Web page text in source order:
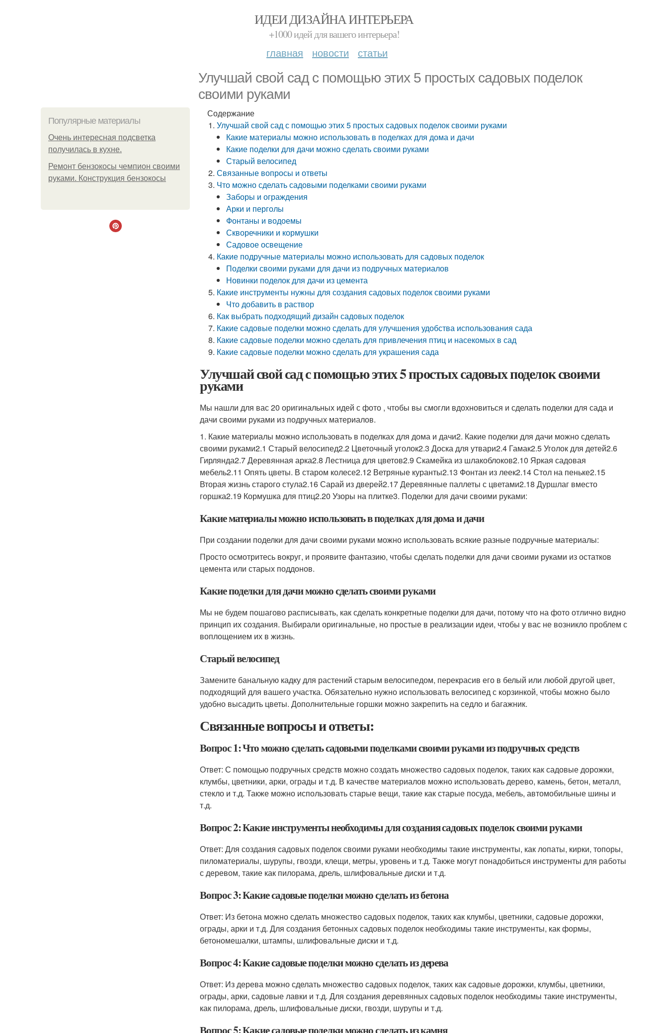
ИДЕИ ДИЗАЙНА ИНТЕРЬЕРА
+1000 идей для вашего интерьера!
главная новости статьи
Улучшай свой сад с помощью этих 5 простых садовых поделок
своими руками
Популярные материалы
Очень интересная подсветка
получилась в кухне.
Ремонт бензокосы чемпион своими
руками. Конструкция бензокосы
Содержание
Улучшай свой сад с помощью этих 5 простых садовых поделок своими руками
Какие материалы можно использовать в поделках для дома и дачи
Какие поделки для дачи можно сделать своими руками
Старый велосипед
Связанные вопросы и ответы
Что можно сделать садовыми поделками своими руками
Заборы и ограждения
Арки и перголы
Фонтаны и водоемы
Скворечники и кормушки
Садовое освещение
Какие подручные материалы можно использовать для садовых поделок
Поделки своими руками для дачи из подручных материалов
Новинки поделок для дачи из цемента
Какие инструменты нужны для создания садовых поделок своими руками
Что добавить в раствор
Как выбрать подходящий дизайн садовых поделок
Какие садовые поделки можно сделать для улучшения удобства использования сада
Какие садовые поделки можно сделать для привлечения птиц и насекомых в сад
Какие садовые поделки можно сделать для украшения сада
Улучшай свой сад с помощью этих 5 простых садовых поделок своими
руками
Мы нашли для вас 20 оригинальных идей с фото , чтобы вы смогли вдохновиться и сделать поделки для сада и
дачи своими руками из подручных материалов.
1. Какие материалы можно использовать в поделках для дома и дачи2. Какие поделки для дачи можно сделать
своими руками2.1 Старый велосипед2.2 Цветочный уголок2.3 Доска для утвари2.4 Гамак2.5 Уголок для детей2.6
Гирлянда2.7 Деревянная арка2.8 Лестница для цветов2.9 Скамейка из шлакоблоков2.10 Яркая садовая
мебель2.11 Опять цветы. В старом колесе2.12 Ветряные куранты2.13 Фонтан из леек2.14 Стол на пеньке2.15
Вторая жизнь старого стула2.16 Сарай из дверей2.17 Деревянные паллеты с цветами2.18 Дуршлаг вместо
горшка2.19 Кормушка для птиц2.20 Узоры на плитке3. Поделки для дачи своими руками:
Какие материалы можно использовать в поделках для дома и дачи
При создании поделки для дачи своими руками можно использовать всякие разные подручные материалы:
Просто осмотритесь вокруг, и проявите фантазию, чтобы сделать поделки для дачи своими руками из остатков
цемента или старых поддонов.
Какие поделки для дачи можно сделать своими руками
Мы не будем пошагово расписывать, как сделать конкретные поделки для дачи, потому что на фото отлично видно
принцип их создания. Выбирали оригинальные, но простые в реализации идеи, чтобы у вас не возникло проблем с
воплощением их в жизнь.
Старый велосипед
Замените банальную кадку для растений старым велосипедом, перекрасив его в белый или любой другой цвет,
подходящий для вашего участка. Обязательно нужно использовать велосипед с корзинкой, чтобы можно было
удобно высадить цветы. Дополнительные горшки можно закрепить на седло и багажник.
Связанные вопросы и ответы:
Вопрос 1: Что можно сделать садовыми поделками своими руками из подручных средств
Ответ: С помощью подручных средств можно создать множество садовых поделок, таких как садовые дорожки,
клумбы, цветники, арки, ограды и т.д. В качестве материалов можно использовать дерево, камень, бетон, металл,
стекло и т.д. Также можно использовать старые вещи, такие как старые посуда, мебель, автомобильные шины и
т.д.
Вопрос 2: Какие инструменты необходимы для создания садовых поделок своими руками
Ответ: Для создания садовых поделок своими руками необходимы такие инструменты, как лопаты, кирки, топоры,
пиломатериалы, шурупы, гвозди, клещи, метры, уровень и т.д. Также могут понадобиться инструменты для работы
с деревом, такие как пилорама, дрель, шлифовальные диски и т.д.
Вопрос 3: Какие садовые поделки можно сделать из бетона
Ответ: Из бетона можно сделать множество садовых поделок, таких как клумбы, цветники, садовые дорожки,
ограды, арки и т.д. Для создания бетонных садовых поделок необходимы такие инструменты, как формы,
бетономешалки, штампы, шлифовальные диски и т.д.
Вопрос 4: Какие садовые поделки можно сделать из дерева
Ответ: Из дерева можно сделать множество садовых поделок, таких как садовые дорожки, клумбы, цветники,
ограды, арки, садовые лавки и т.д. Для создания деревянных садовых поделок необходимы такие инструменты,
как пилорама, дрель, шлифовальные диски, гвозди, шурупы и т.д.
Вопрос 5: Какие садовые поделки можно сделать из камня